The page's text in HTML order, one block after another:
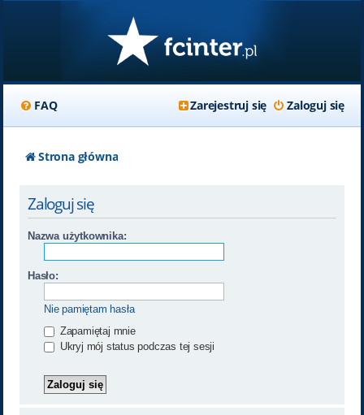
FAQ Zaloguj się
Zarejestruj się
Strona główna
Zaloguj się
Nazwa użytkownika:
Hasło:
Nie pamiętam hasła
Zapamiętaj mnie
Ukryj mój status podczas tej sesji